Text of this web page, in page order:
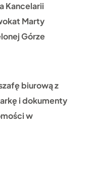
Kancelarii
Marty
Górze
biurową z
i dokumenty
w